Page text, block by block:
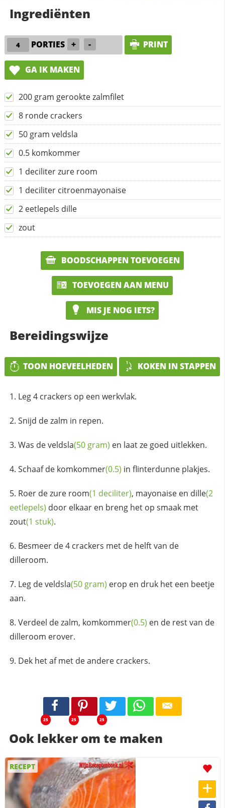
Ingrediënten
PORTIES + - PRINT
GA IK MAKEN
200 gram gerookte zalmfilet
8 ronde crackers
50 gram veldsla
0.5 komkommer
1 deciliter zure room
1 deciliter citroenmayonaise
2 eetlepels dille
zout
BOODSCHAPPEN TOEVOEGEN
TOEVOEGEN AAN MENU
MIS JE NOG IETS?
Bereidingswijze
TOON HOEVEELHEDEN KOKEN IN STAPPEN
Leg 4 crackers op een werkvlak.
Snijd de zalm in repen.
Was develdsla(50 gram) en laat ze goed uitlekken.
Schaaf de komkommer(0.5) in flinterdunne plakjes.
Roer de zure room(1 deciliter), mayonaise en dille(2
eetlepels) door elkaar en breng het op smaak met
zout(1 stuk).
Besmeer de 4 crackers met de helft van de
dilleroom.
Leg develdsla(50 gram) erop en druk het een beetje
aan.
Verdeel de zalm, komkommer(0.5) en de rest van de
dilleroom erover.
Dek het af met de andere crackers.
25 25 25
Ook lekker om te maken
RECEPT